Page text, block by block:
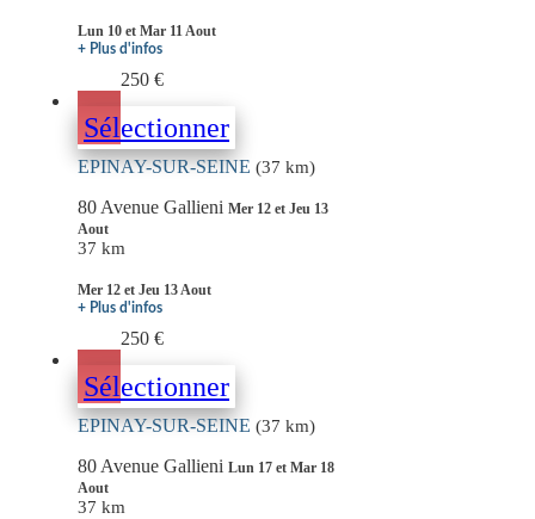
Lun 10 et Mar 11 Aout
+ Plus d'infos
250 €
Sélectionner
EPINAY-SUR-SEINE (37 km)
80 Avenue Gallieni Mer 12 et Jeu 13
Aout
37 km
Mer 12 et Jeu 13 Aout
+ Plus d'infos
250 €
Sélectionner
EPINAY-SUR-SEINE (37 km)
80 Avenue Gallieni Lun 17 et Mar 18
Aout
37 km